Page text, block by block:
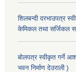
शिलबन्दी दरभाउपत्र
केमिकल तथा सर्जिकल
बोलपत्र स्वीकृत गर्ने
भवन निर्माण देउराली )